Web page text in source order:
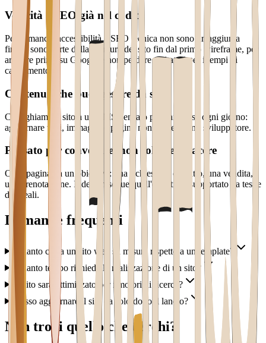
Velocità e SEO già nel codice
Performance, accessibilità e SEO tecnica non sono un'aggiunta
finale: sono parte della struttura del sito fin dal primo wireframe, per
arrivare prima su Google e non perdere visitatori per i tempi di
caricamento.
Contenuti che puoi gestire da solo
Colleghiamo il sito a un CMS pensato per chi lo usa ogni giorno:
aggiornare testi, immagini e pagine non richiede uno sviluppatore.
Pensato per convertire, non solo per piacere
Ogni pagina ha un obiettivo: una richiesta di contatto, una vendita,
una prenotazione. Il design segue quell'obiettivo, supportato da test e
dati reali.
Domande frequenti
Quanto costa un sito web su misura rispetto a un template?
Quanto tempo richiede la realizzazione di un sito?
Il sito sarà ottimizzato per i motori di ricerca?
Posso aggiornare il sito da solo dopo il lancio?
Non trovi quello che cerchi?